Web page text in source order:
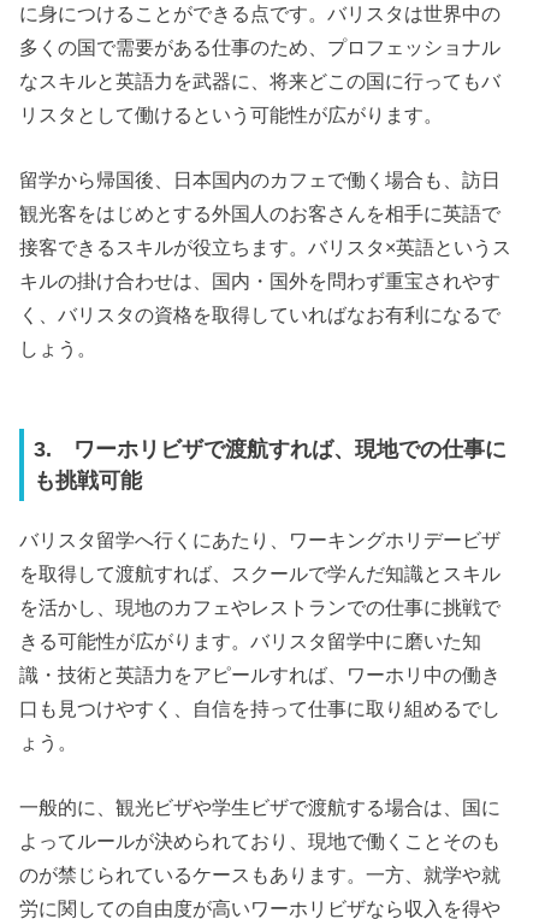
に身につけることができる点です。バリスタは世界中の
多くの国で需要がある仕事のため、プロフェッショナル
なスキルと英語力を武器に、将来どこの国に行ってもバ
リスタとして働けるという可能性が広がります。
留学から帰国後、日本国内のカフェで働く場合も、訪日
観光客をはじめとする外国人のお客さんを相手に英語で
接客できるスキルが役立ちます。バリスタ×英語というス
キルの掛け合わせは、国内・国外を問わず重宝されやす
く、バリスタの資格を取得していればなお有利になるで
しょう。
3. ワーホリビザで渡航すれば、現地での仕事に
も挑戦可能
バリスタ留学へ行くにあたり、ワーキングホリデービザ
を取得して渡航すれば、スクールで学んだ知識とスキル
を活かし、現地のカフェやレストランでの仕事に挑戦で
きる可能性が広がります。バリスタ留学中に磨いた知
識・技術と英語力をアピールすれば、ワーホリ中の働き
口も見つけやすく、自信を持って仕事に取り組めるでし
ょう。
一般的に、観光ビザや学生ビザで渡航する場合は、国に
よってルールが決められており、現地で働くことそのも
のが禁じられているケースもあります。一方、就学や就
労に関しての自由度が高いワーホリビザなら収入を得や